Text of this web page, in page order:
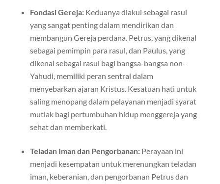
Fondasi Gereja:Keduanya diakui sebagai rasul
yang sangat penting dalam mendirikan dan
membangun Gereja perdana. Petrus, yang dikenal
sebagai pemimpin para rasul, dan Paulus, yang
dikenal sebagai rasul bagi bangsa-bangsa non-
Yahudi, memiliki peran sentral dalam
menyebarkan ajaran Kristus. Kesatuan hati untuk
saling menopang dalam pelayanan menjadi syarat
mutlak bagi pertumbuhan hidup menggereja yang
sehat dan memberkati.
Teladan Iman dan Pengorbanan:Perayaan ini
menjadi kesempatan untuk merenungkan teladan
iman, keberanian, dan pengorbanan Petrus dan